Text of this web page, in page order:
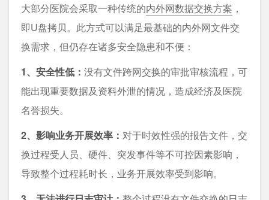
大部分医院会采取一种传统的内外网数据交换方案 ，
即U盘拷贝。此方式可以满足最基础的内外网文件交
换需求，但仍存在诸多安全隐患和不便：
1、安全性低： 没有文件跨网交换的审批审核流程，可
能出现重要数据及资料外泄的情况，造成经济及医院
名誉损失。
2、影响业务开展效率： 对于时效性强的报告文件，交
换过程受人员、硬件、突发事件等不可控因素影响，
导致整个过程耗时长，业务开展效率受到影响。